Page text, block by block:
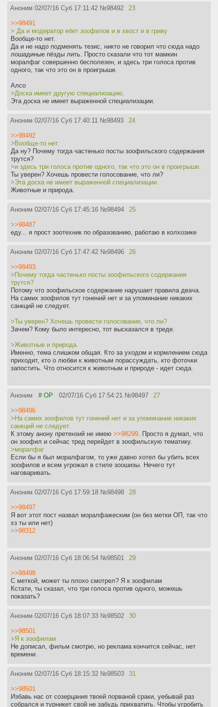
Аноним 02/07/16 Суб 17:11:42 №98492 23
>>98491
> Да и модератор ебет зоофилов и в хвост и в гриву
Вообще-то нет.
Да и не надо подменять тезис, никто не говорил что сюда надо
лошадиные пёзды лить. Просто сказали что тот мамкин
моралфаг совершенно бесполезен, и здесь три голоса против
одного, так что это он в проигрыше.
Алсо
>Доска имеет другую специализацию.
Эта доска не имеет выраженной специализации.
Аноним 02/07/16 Суб 17:40:11 №98493 24
>>98492
>Вообще-то нет.
Да ну? Почему тогда частенько посты зоофильского содержания
трутся?
>и здесь три голоса против одного, так что это он в проигрыше.
Ты уверен? Хочешь провести голосование, что ли?
>Эта доска не имеет выраженной специализации.
Животные и природа.
Аноним 02/07/16 Суб 17:45:16 №98494 25
>>98487
еду... я прост зоотехник по образованию, работаю в колхозике
Аноним 02/07/16 Суб 17:47:42 №98496 26
>>98493
>Почему тогда частенько посты зоофильского содержания
трутся?
Потому что зоофильское содержание нарушает правила двача.
На самих зоофилов тут гонений нет и за упоминание никаких
санкций не следует.
>Ты уверен? Хочешь провести голосование, что ли?
Зачем? Кому было интересно, тот высказался в треде.
>Животные и природа.
Именно, тема слишком общая. Кто за уходом и кормлением сюда
приходит, кто о любви к животным порассуждать, кто фоточки
запостить. Что относится к животным и природе - идет сюда.
Аноним # OP 02/07/16 Суб 17:54:21 №98497 27
>>98496
>На самих зоофилов тут гонений нет и за упоминание никаких
санкций не следует.
К этому анону претензий не имею >>98299. Просто я думал, что
он зоофил и сейчас тред перейдет в зоофильскую тематику.
>моралфаг
Если бы я был моралфагом, то уже давно хотел бы убить всех
зоофилов и всем угрожал в стиле зоошизы. Нечего тут
наговаривать.
Аноним 02/07/16 Суб 17:59:18 №98498 28
>>98497
Я вот этот пост назвал моралфажеским (он без метки ОП, так что
хз ты или нет)
>>98312
Аноним 02/07/16 Суб 18:06:54 №98501 29
>>98498
С меткой, может ты плохо смотрел? Я к зоофилам
Кстати, ты сказал, что три голоса против одного, можешь
показать?
Аноним 02/07/16 Суб 18:07:33 №98502 30
>>98501
>Я к зоофилам
Не дописал, фильм смотрю, но реклама кончится сейчас, нет
времени.
Аноним 02/07/16 Суб 18:15:32 №98503 31
>>98501
Избавь нас от созерцания твоей порваной сраки, уебывай раз
собрался и турникет свой не забудь прихватить. Чтобы угробить